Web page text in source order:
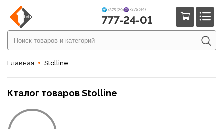
+375 (29) +375 (44)
777-24-01
Главная Stolline
Кталог товаров Stolline